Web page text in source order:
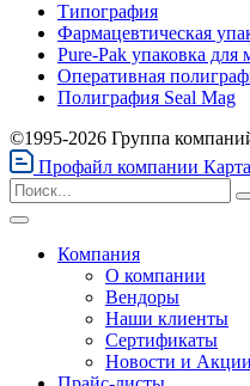
Типография
Фармацевтическая
Pure-Pak упаковка
Оперативная
Полиграфия Seal Mag
©1995-2026 Группа
Профайл компании
Компания
О компании
Вендоры
Наши клиенты
Сертификаты
Новости и Акции